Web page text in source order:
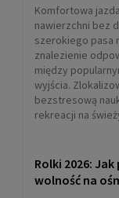
Komfortowa
nawierzchni bez
szerokiego pasa
znalezienie
między
wyjścia.
bezstresową
rekreacji na
Rolki 2026:
wolność na